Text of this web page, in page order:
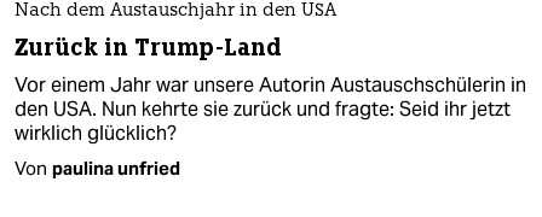
Nach dem Austauschjahr in den USA
Zurück in Trump-Land
Vor einem Jahr war unsere Autorin Austauschschülerin in
den USA. Nun kehrte sie zurück und fragte: Seid ihr jetzt
wirklich glücklich?
Von paulina unfried